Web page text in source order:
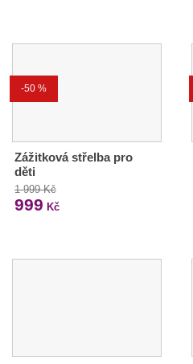
-50 %
Zážitková střelba pro
děti
1 999 Kč
999 Kč